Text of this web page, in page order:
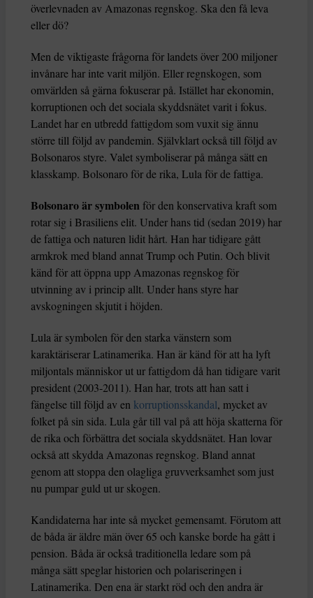
överlevnaden av Amazonas regnskog. Ska den få leva
eller dö?
Men de viktigaste frågorna för landets över 200 miljoner
invånare har inte varit miljön. Eller regnskogen, som
omvärlden så gärna fokuserar på. Istället har ekonomin,
korruptionen och det sociala skyddsnätet varit i fokus.
Landet har en utbredd fattigdom som vuxit sig ännu
större till följd av pandemin. Självklart också till följd av
Bolsonaros styre. Valet symboliserar på många sätt en
klasskamp. Bolsonaro för de rika, Lula för de fattiga.
Bolsonaro är symbolen för den konservativa kraft som
rotar sig i Brasiliens elit. Under hans tid (sedan 2019) har
de fattiga och naturen lidit hårt. Han har tidigare gått
armkrok med bland annat Trump och Putin. Och blivit
känd för att öppna upp Amazonas regnskog för
utvinning av i princip allt. Under hans styre har
avskogningen skjutit i höjden.
Lula är symbolen för den starka vänstern som
karaktäriserar Latinamerika. Han är känd för att ha lyft
miljontals människor ut ur fattigdom då han tidigare varit
president (2003-2011). Han har, trots att han satt i
fängelse till följd av en korruptionsskandal, mycket av
folket på sin sida. Lula går till val på att höja skatterna för
de rika och förbättra det sociala skyddsnätet. Han lovar
också att skydda Amazonas regnskog. Bland annat
genom att stoppa den olagliga gruvverksamhet som just
nu pumpar guld ut ur skogen.
Kandidaterna har inte så mycket gemensamt. Förutom att
de båda är äldre män över 65 och kanske borde ha gått i
pension. Båda är också traditionella ledare som på
många sätt speglar historien och polariseringen i
Latinamerika. Den ena är starkt röd och den andra är